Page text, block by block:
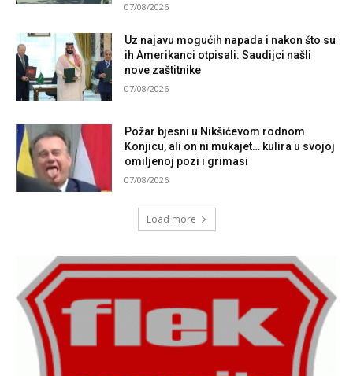
07/08/2026
Uz najavu mogućih napada i nakon što su
ih Amerikanci otpisali: Saudijci našli
nove zaštitnike
07/08/2026
Požar bjesni u Nikšićevom rodnom
Konjicu, ali on ni mukajet… kulira u svojoj
omiljenoj pozi i grimasi
07/08/2026
Load more